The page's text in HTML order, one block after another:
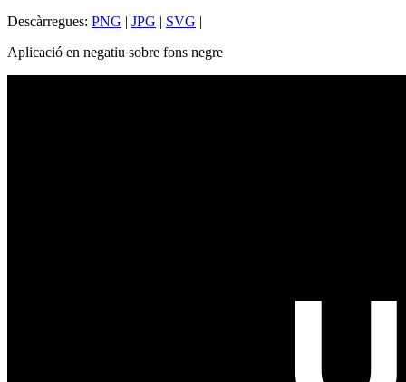
Descàrregues: PNG | JPG | SVG |
Aplicació en negatiu sobre fons negre